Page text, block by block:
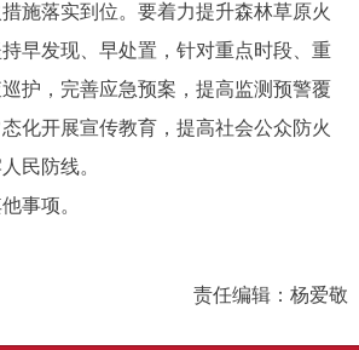
施落实到位。要着力提升森林草原火
早发现、早处置，针对重点时段、重
护，完善应急预案，提高监测预警覆
化开展宣传教育，提高社会公众防火
民防线。
事项。
责任编辑：杨爱敬